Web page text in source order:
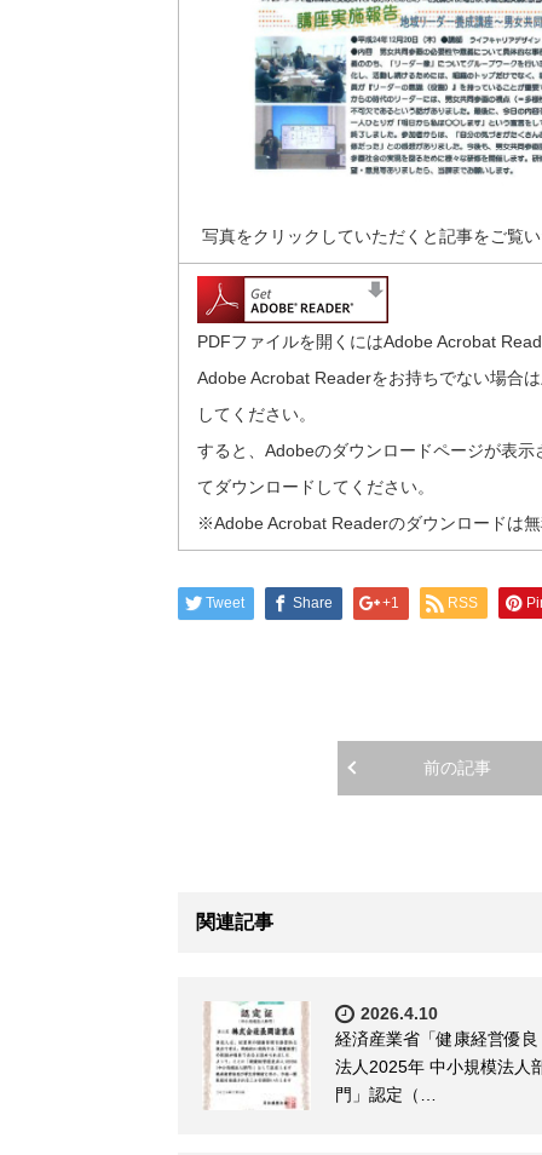
写真をクリックしていただくと記事をご覧
PDFファイルを開くにはAdobe Acrobat
Adobe Acrobat Readerをお持ちでない場合
してください。
すると、Adobeのダウンロードページが表示
てダウンロードしてください。
※Adobe Acrobat Readerのダウンロードは
Tweet Share +1 RSS
前の記事
関連記事
2026.4.10
経済産業省「健康経営優良
法人2025年 中小規模法人
門」認定（…